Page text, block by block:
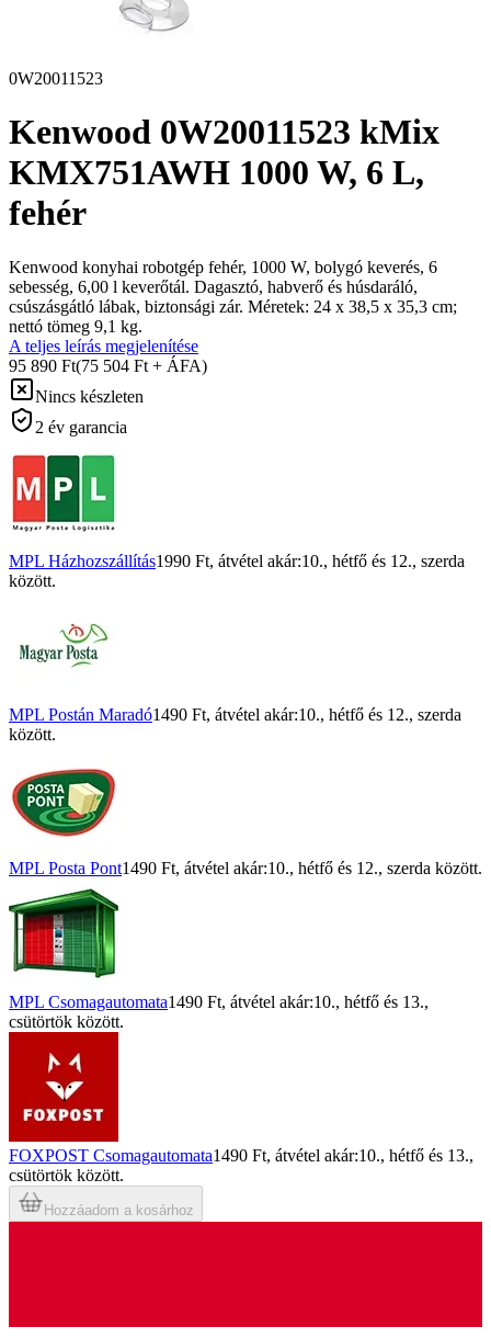
0W20011523
Kenwood 0W20011523 kMix
KMX751AWH 1000 W, 6 L,
fehér
Kenwood konyhai robotgép fehér, 1000 W, bolygó keverés, 6
sebesség, 6,00 l keverőtál. Dagasztó, habverő és húsdaráló,
csúszásgátló lábak, biztonsági zár. Méretek: 24 x 38,5 x 35,3 cm;
nettó tömeg 9,1 kg.
A teljes leírás megjelenítése
95 890 Ft(75 504 Ft + ÁFA)
Nincs készleten
2 év garancia
MPL Házhozszállítás1990 Ft, átvétel akár:10., hétfő és 12., szerda
között.
MPL Postán Maradó1490 Ft, átvétel akár:10., hétfő és 12., szerda
között.
MPL Posta Pont1490 Ft, átvétel akár:10., hétfő és 12., szerda között.
MPL Csomagautomata1490 Ft, átvétel akár:10., hétfő és 13.,
csütörtök között.
FOXPOST Csomagautomata1490 Ft, átvétel akár:10., hétfő és 13.,
csütörtök között.
Hozzáadom a kosárhoz